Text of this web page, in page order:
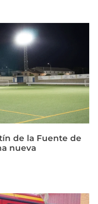
de la Fuente de
nueva